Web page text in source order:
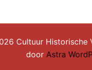
Cultuur Historische
door Astra